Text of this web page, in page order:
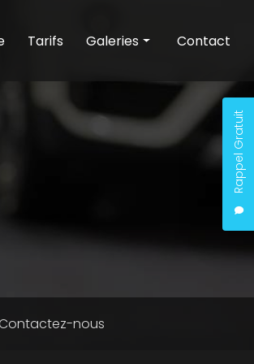
Rappel Gratuit
Tarifs Galeries
Nettoyage auto
Vente de voiture
Contact
nous